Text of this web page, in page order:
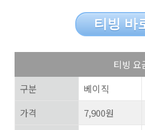
티빙 바
티빙 요
구분
베이직
가격
7,900원